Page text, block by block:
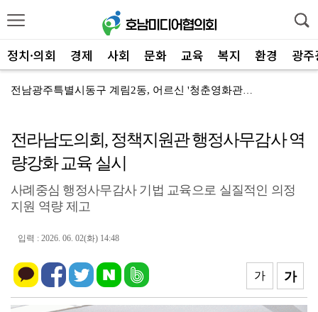
정치·의회 경제 사회 문화 교육 복지 환경 광
전남광주특별시동구 계림2동, 어르신 '청춘영화관' 첫 ...
국립나주숲체원, '안전 일터' 근로자 휴게시설 현장점검
무안군민 주목! 무안문화원 2026년 2학기 문화학교 ...
담양군 '햇빛소득마을' 1차: 창평 부동마을 '선정'
화순군, '여름 피서철' 산림 내 불법행위 집중단속
전라남도의회, 정책지원관 행정사무감사 역
량강화 교육 실시
사례중심 행정사무감사 기법 교육으로 실질적인 의정
지원 역량 제고
입력 : 2026. 06. 02(화) 14:48
가
가